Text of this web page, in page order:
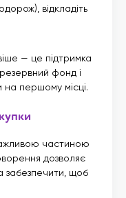
відкладіть
— це підтримка
фонд і
на першому місці.
частиною
дозволяє
забезпечити, щоб